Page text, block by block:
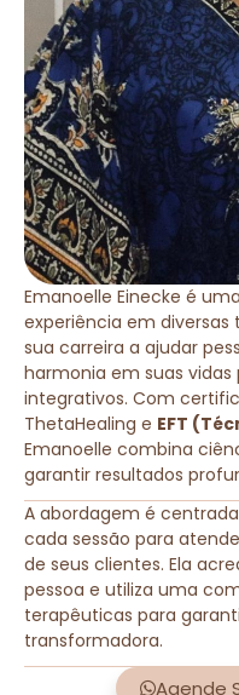
Emanoelle Einecke é
experiência em
sua carreira a ajudar
harmonia em suas
integrativos. Com
ThetaHealing e EFT
Emanoelle combina
garantir resultados
A abordagem é
cada sessão para
de seus clientes. Ela
pessoa e utiliza uma
terapêuticas para
transformadora.
Agende